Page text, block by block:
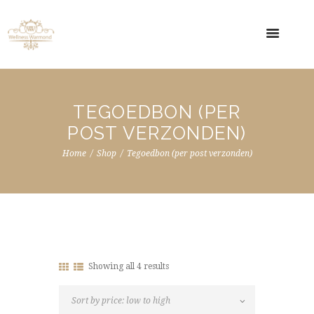
TEGOEDBON (PER
POST VERZONDEN)
Home Shop Tegoedbon (per post verzonden)
Showing all 4 resultsSorted
price: